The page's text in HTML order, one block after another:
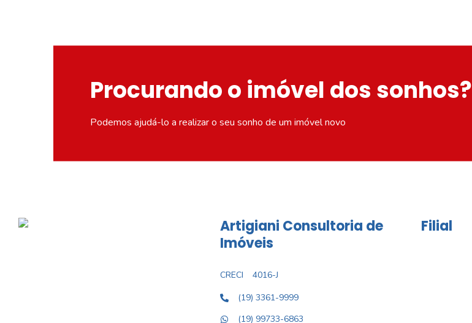
Procurando o imóvel dos sonhos?
Podemos ajudá-lo a realizar o seu sonho de um imóvel novo
Artigiani Consultoria de
Imóveis
CRECI
4016-J
(19) 3361-9999
(19) 99733-6863
Filial